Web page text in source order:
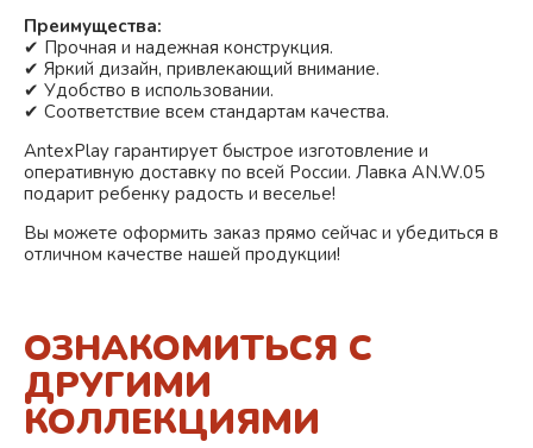
Преимущества:
✔ Прочная и надежная конструкция.
✔ Яркий дизайн, привлекающий внимание.
✔ Удобство в использовании.
✔ Соответствие всем стандартам качества.
AntexPlay гарантирует быстрое изготовление и
оперативную доставку по всей России. Лавка AN.W.05
подарит ребенку радость и веселье!
Вы можете оформить заказ прямо сейчас и убедиться в
отличном качестве нашей продукции!
ОЗНАКОМИТЬСЯ С
ДРУГИМИ
КОЛЛЕКЦИЯМИ